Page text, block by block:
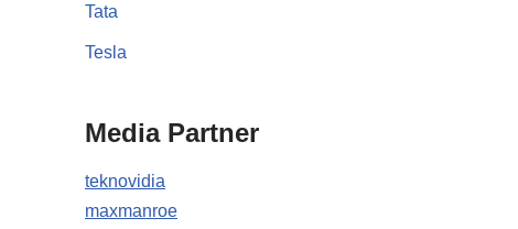
Tata
Tesla
Media Partner
teknovidia
maxmanroe